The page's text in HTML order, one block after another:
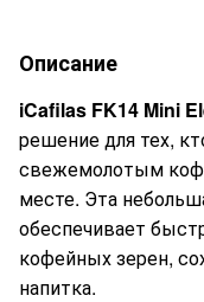
Описание
iCafilas FK14 Mini
решение для тех,
свежемолотым
месте. Эта
обеспечивает
кофейных зерен,
напитка.